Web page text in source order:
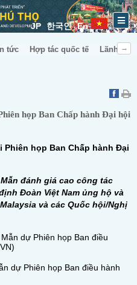
JP 한국인 En
tức Hợp tác quốc tế
Lãnh sự
họp Ban Chấp hành Đại hội
họp Ban Chấp hành Đại
đánh giá cao công tác
Đoàn Việt Nam ủng hộ và
và các Quốc hội/Nghị
dự Phiên họp Ban điều hành